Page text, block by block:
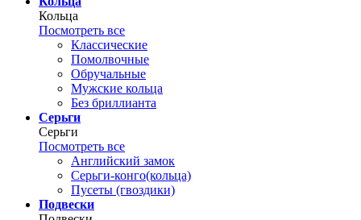
Кольца
Посмотреть все
Классические
Помолвочные
Обручальные
Мужские кольца
Без бриллианта
Серьги
Серьги
Посмотреть все
Английский замок
Серьги-конго(кольца)
Пусеты (гвоздики)
Подвески